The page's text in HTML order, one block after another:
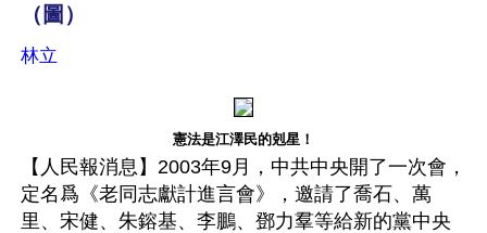
（圖）
林立
憲法是江澤民的剋星！
【人民報消息】2003年9月，中共中央開了一次會，
定名爲《老同志獻計進言會》，邀請了喬石、萬
里、宋健、朱鎔基、李鵬、鄧力羣等給新的黨中央